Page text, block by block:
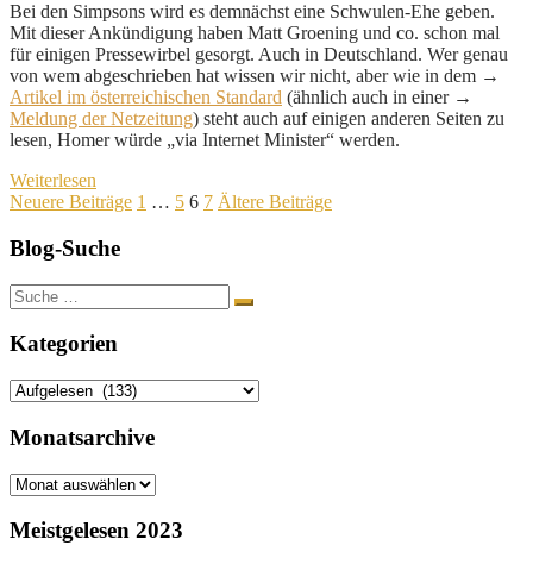
Bei den Simpsons wird es demnächst eine Schwulen-Ehe geben.
Mit dieser Ankündigung haben Matt Groening und co. schon mal
für einigen Pressewirbel gesorgt. Auch in Deutschland. Wer genau
von wem abgeschrieben hat wissen wir nicht, aber wie in dem →
Artikel im österreichischen Standard (ähnlich auch in einer →
Meldung der Netzeitung) steht auch auf einigen anderen Seiten zu
lesen, Homer würde „via Internet Minister“ werden.
Weiterlesen
Seitennummerierung
der
Beiträge
Neuere Beiträge 1 … 5 6 7 Ältere Beiträge
Blog-Suche
Suche
nach:
Kategorien
Kategorien
Monatsarchive
Monatsarchive
Meistgelesen 2023